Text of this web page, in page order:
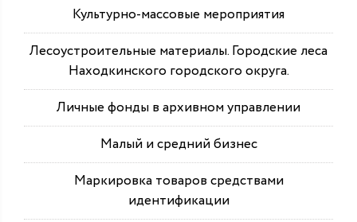
Культурно-массовые мероприятия
Лесоустроительные материалы. Городские леса
Находкинского городского округа.
Личные фонды в архивном управлении
Малый и средний бизнес
Маркировка товаров средствами
идентификации